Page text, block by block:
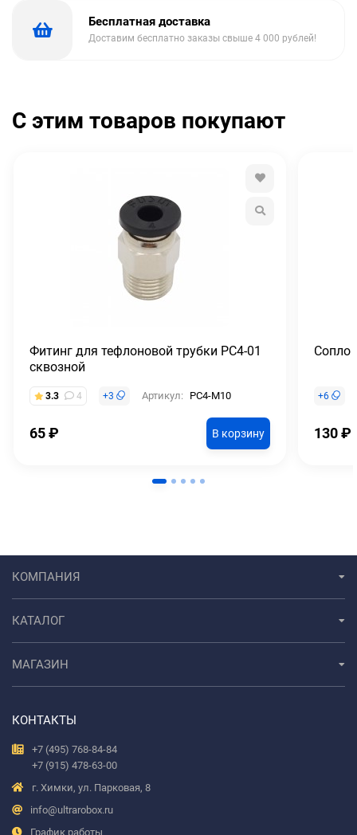
Бесплатная доставка
Доставим бесплатно заказы свыше 4 000 рублей!
С этим товаров покупают
Фитинг для тефлоновой трубки PC4-01
сквозной
3.3 4 +3 Артикул: PC4-M10
65₽ В корзину
Сопло
+6
130₽
КОМПАНИЯ
КАТАЛОГ
МАГАЗИН
КОНТАКТЫ
+7 (495) 768-84-84
+7 (915) 478-63-00
г. Химки, ул. Парковая, 8
info@ultrarobox.ru
График работы